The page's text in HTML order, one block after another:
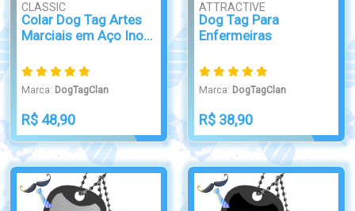
CLASSIC
Colar Dog Tag Artes
Marciais em Aço Ino...
Marca: DogTagClan
R$ 48,90
ATTRACTIVE
Dog Tag Para
Enfermeiras
Marca: DogTagClan
R$ 38,90